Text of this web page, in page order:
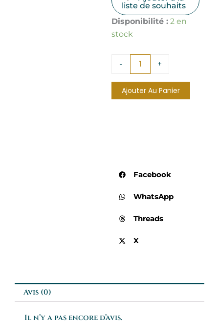
liste de souhaits
Disponibilité : 2 en
stock
-
quantité
Bracelets
Lot
+
Ajouter Au Panier
Facebook
WhatsApp
Threads
X
Avis (0)
Il n’y a pas encore d’avis.